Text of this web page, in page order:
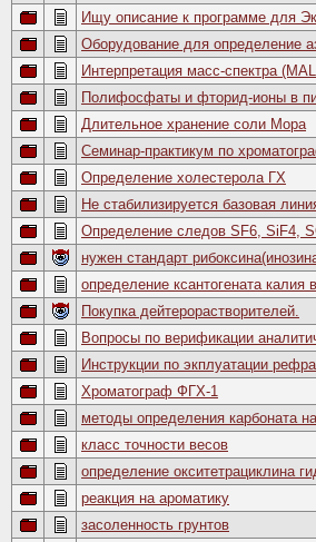
Ищу описание к программе для
Оборудование для определение
Интерпретация масс-спектра
Полифосфаты и фторид-ионы в
Длительное хранение соли Мора
Семинар-практикум по
Определение холестерола ГХ
Не стабилизируется базовая
Определение следов SF6, SiF4,
нужен стандарт
определение ксантогената калия
Покупка дейтерорастворителей.
Вопросы по верификации
Инструкции по экплуатации
Хроматограф ФГХ-1
методы определения карбоната
класс точности весов
определение окситетрациклина
реакция на ароматику
засоленность грунтов